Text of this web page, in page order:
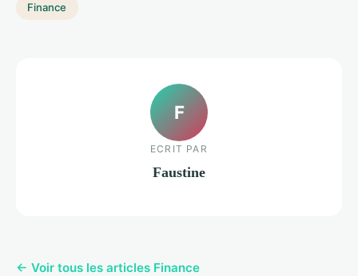
Finance
F
ECRIT PAR
Faustine
← Voir tous les articles Finance